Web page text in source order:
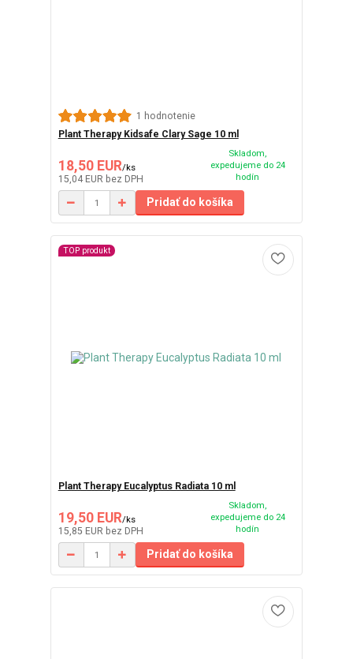
1 hodnotenie
Plant Therapy Kidsafe Clary Sage 10 ml
18,50 EUR/ks
15,04 EUR bez DPH
Skladom,
expedujeme do 24
hodín
Pridať do košíka
TOP produkt
Plant Therapy Eucalyptus Radiata 10 ml
19,50 EUR/ks
15,85 EUR bez DPH
Skladom,
expedujeme do 24
hodín
Pridať do košíka